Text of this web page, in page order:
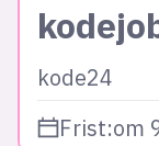
kode24
Frist:om